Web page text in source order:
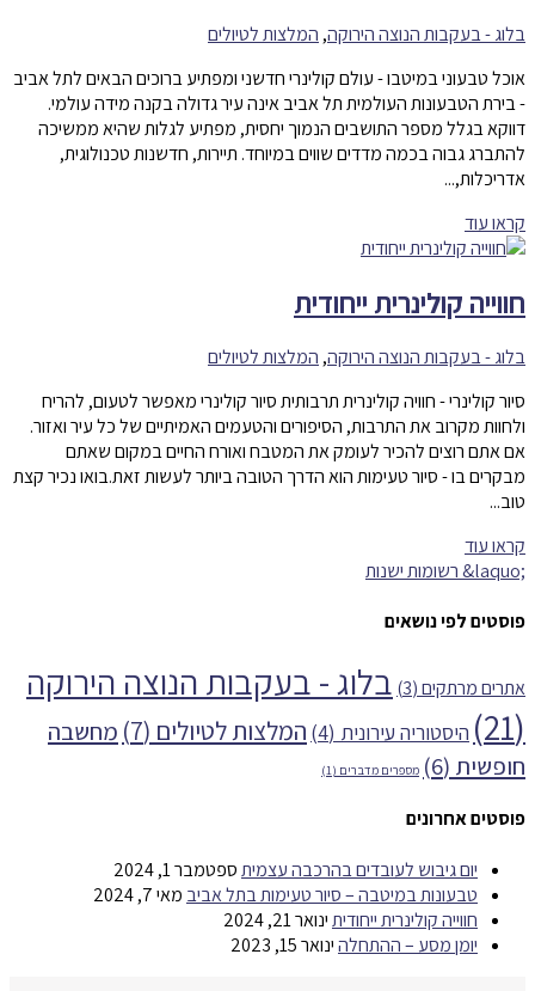
בלוג - בעקבות הנוצה הירוקה, המלצות לטיולים
אוכל טבעוני במיטבו - עולם קולינרי חדשני ומפתיע ברוכים הבאים לתל אביב
- בירת הטבעונות העולמית תל אביב אינה עיר גדולה בקנה מידה עולמי.
דווקא בגלל מספר התושבים הנמוך יחסית, מפתיע לגלות שהיא ממשיכה
להתברג גבוה בכמה מדדים שווים במיוחד. תיירות, חדשנות טכנולוגית,
אדריכלות,...
קראו עוד
חווייה קולינרית ייחודית
בלוג - בעקבות הנוצה הירוקה, המלצות לטיולים
סיור קולינרי - חוויה קולינרית תרבותית סיור קולינרי מאפשר לטעום, להריח
ולחוות מקרוב את התרבות, הסיפורים והטעמים האמיתיים של כל עיר ואזור.
אם אתם רוצים להכיר לעומק את המטבח ואורח החיים במקום שאתם
מבקרים בו - סיור טעימות הוא הדרך הטובה ביותר לעשות זאת.בואו נכיר קצת
טוב...
קראו עוד
פוסטים לפי נושאים
אתרים מרתקים(3)
בלוג - בעקבות הנוצה הירוקה
(21)
היסטוריה עירונית (4) המלצות לטיולים (7)
מחשבה
חופשית (6) מספרים מדברים (1)
פוסטים אחרונים
יום גיבוש לעובדים בהרכבה עצמיתספטמבר 1, 2024
טבעונות במיטבה – סיור טעימות בתל אביב מאי 7, 2024
חווייה קולינרית ייחודיתינואר 21, 2024
יומן מסע – ההתחלהינואר 15, 2023